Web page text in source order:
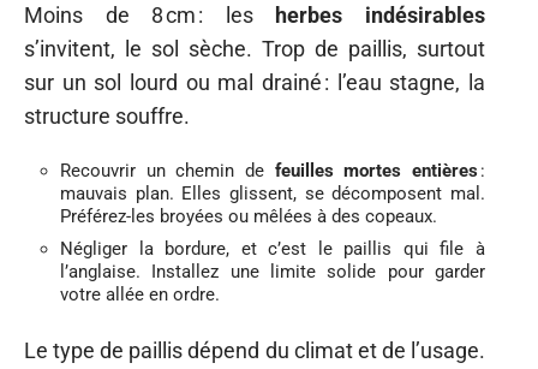
Moins de 8 cm : les herbes indésirables
s’invitent, le sol sèche. Trop de paillis, surtout
sur un sol lourd ou mal drainé : l’eau stagne, la
structure souffre.
Recouvrir un chemin de feuilles mortes entières :
mauvais plan. Elles glissent, se décomposent mal.
Préférez-les broyées ou mêlées à des copeaux.
Négliger la bordure, et c’est le paillis qui file à
l’anglaise. Installez une limite solide pour garder
votre allée en ordre.
Le type de paillis dépend du climat et de l’usage.